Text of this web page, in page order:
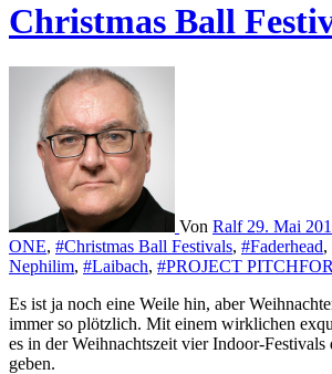
Christmas Ball
Von Ralf 29. Mai
ONE, #Christmas Ball Festivals, #Faderhead,
Nephilim, #Laibach, #PROJECT
Es ist ja noch eine Weile hin, aber
immer so plötzlich. Mit einem wirklichen
es in der Weihnachtszeit vier Indoor-Festivals
geben.